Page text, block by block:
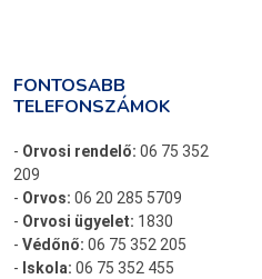
FONTOSABB
TELEFONSZÁMOK
- Orvosi rendelő: 06 75 352
209
- Orvos: 06 20 285 5709
- Orvosi ügyelet: 1830
- Védőnő: 06 75 352 205
- Iskola: 06 75 352 455